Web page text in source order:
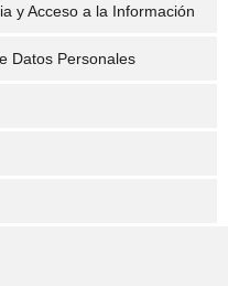
y Acceso a la Información
Datos Personales